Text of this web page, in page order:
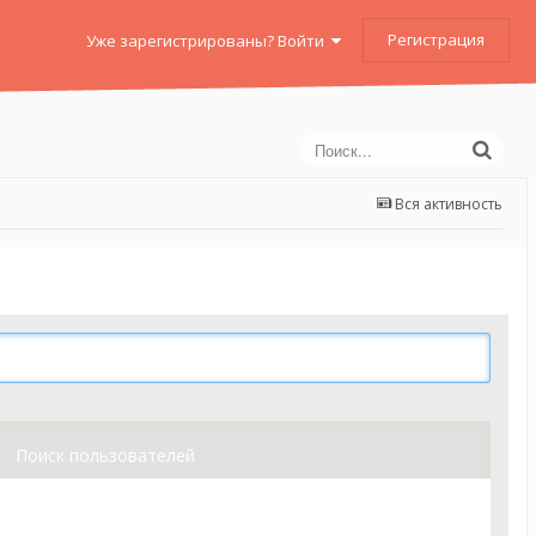
Уже зарегистрированы? Войти Регистрация
Вся активность
Поиск пользователей